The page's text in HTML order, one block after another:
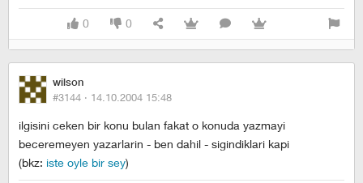
0 0
wilson
#3144 · 14.10.2004 15:48
ilgisini ceken bir konu bulan fakat o konuda yazmayi
beceremeyen yazarlarin - ben dahil - sigindiklari kapi
(bkz: iste oyle bir sey)